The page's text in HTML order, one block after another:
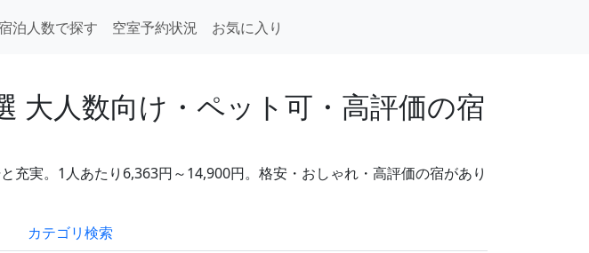
泊人数で探す 空室予約状況
お気に入り
大人数向け・ペット可・高評価の宿
実。1人あたり6,363円～14,900円。格安・おしゃれ・高評価の宿があり
カテゴリ検索